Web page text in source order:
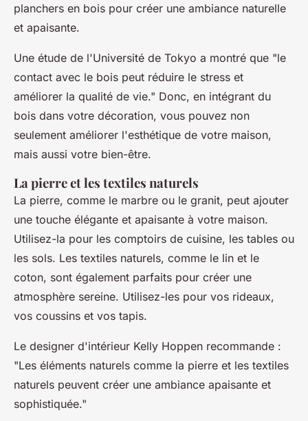
planchers en bois pour créer une ambiance naturelle
et apaisante.
Une étude de l'Université de Tokyo a montré que "le
contact avec le bois peut réduire le stress et
améliorer la qualité de vie." Donc, en intégrant du
bois dans votre décoration, vous pouvez non
seulement améliorer l'esthétique de votre maison,
mais aussi votre bien-être.
La pierre et les textiles naturels
La pierre, comme le marbre ou le granit, peut ajouter
une touche élégante et apaisante à votre maison.
Utilisez-la pour les comptoirs de cuisine, les tables ou
les sols. Les textiles naturels, comme le lin et le
coton, sont également parfaits pour créer une
atmosphère sereine. Utilisez-les pour vos rideaux,
vos coussins et vos tapis.
Le designer d'intérieur Kelly Hoppen recommande :
"Les éléments naturels comme la pierre et les textiles
naturels peuvent créer une ambiance apaisante et
sophistiquée."